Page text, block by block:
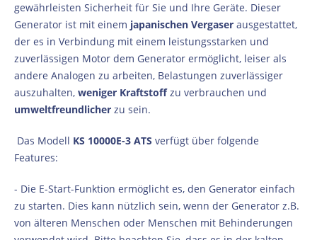
gewährleisten Sicherheit für Sie und Ihre Geräte. Dieser
Generator ist mit einem japanischen Vergaser ausgestattet,
der es in Verbindung mit einem leistungsstarken und
zuverlässigen Motor dem Generator ermöglicht, leiser als
andere Analogen zu arbeiten, Belastungen zuverlässiger
auszuhalten, weniger Kraftstoffzu verbrauchen und
umweltfreundlicher zu sein.
Das Modell KS 10000E-3 ATS verfügt über folgende
Features:
- Die E-Start-Funktion ermöglicht es, den Generator einfach
zu starten. Dies kann nützlich sein, wenn der Generator z.B.
von älteren Menschen oder Menschen mit Behinderungen